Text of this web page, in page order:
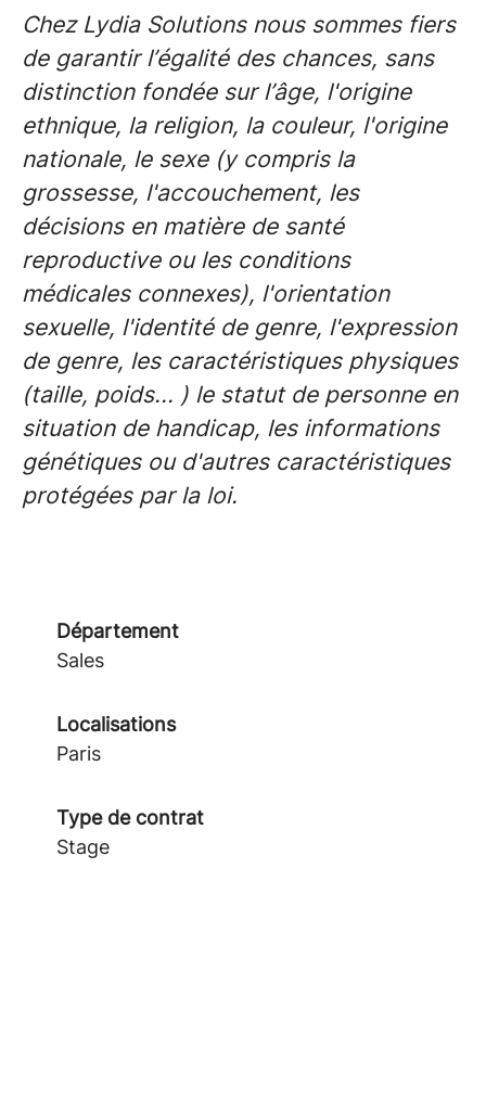
Chez Lydia Solutions nous sommes fiers
de garantir l’égalité des chances, sans
distinction fondée sur l’âge, l'origine
ethnique, la religion, la couleur, l'origine
nationale, le sexe (y compris la
grossesse, l'accouchement, les
décisions en matière de santé
reproductive ou les conditions
médicales connexes), l'orientation
sexuelle, l'identité de genre, l'expression
de genre, les caractéristiques physiques
(taille, poids... ) le statut de personne en
situation de handicap, les informations
génétiques ou d'autres caractéristiques
protégées par la loi.
Département
Sales
Localisations
Paris
Type de contrat
Stage